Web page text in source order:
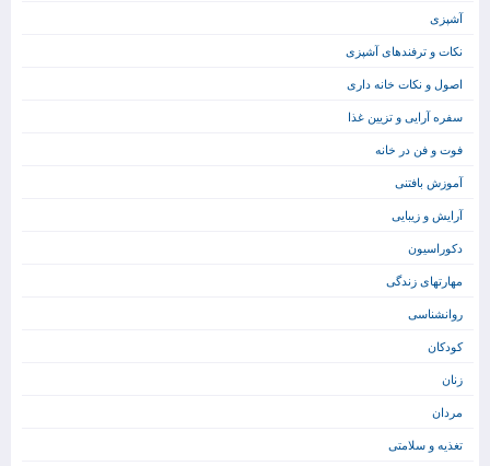
آشپزی
نکات و ترفندهای آشپزی
اصول و نکات خانه داری
سفره آرایی و تزیین غذا
فوت و فن در خانه
آموزش بافتنی
آرایش و زیبایی
دکوراسیون
مهارتهای زندگی
روانشناسی
کودکان
زنان
مردان
تغذیه و سلامتی